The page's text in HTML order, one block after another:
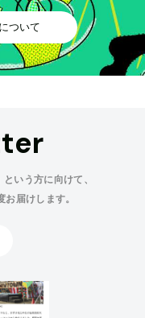
ついて
いう方に向けて、
届けします。